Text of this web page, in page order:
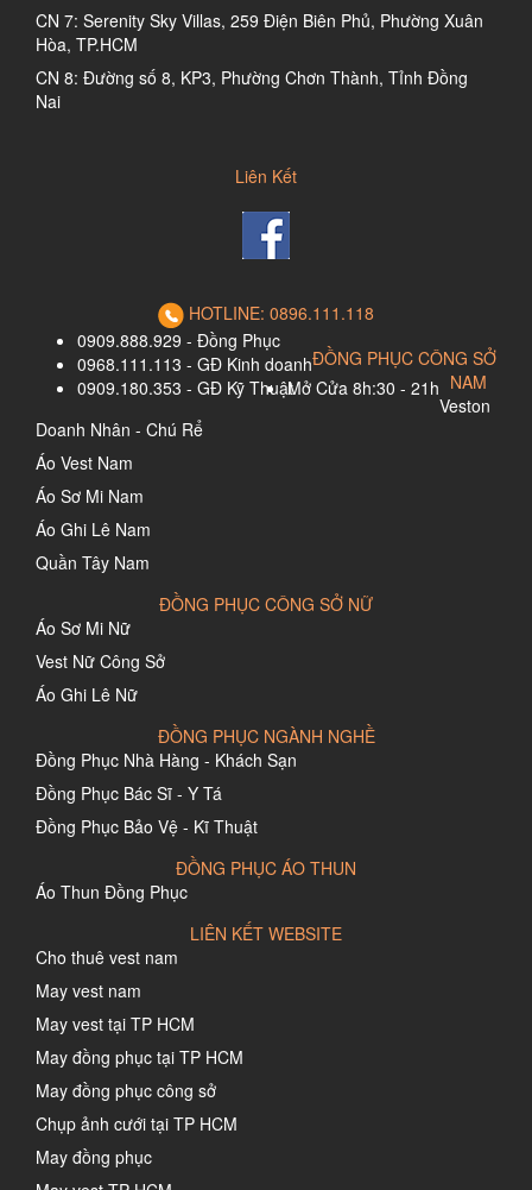
CN 7: Serenity Sky Villas, 259 Điện Biên Phủ, Phường Xuân
Hòa, TP.HCM
CN 8: Đường số 8, KP3, Phường Chơn Thành, Tỉnh Đồng
Nai
Liên Kết
HOTLINE: 0896.111.118
0909.888.929 - Đồng Phục
0968.111.113 - GĐ Kinh doanh
0909.180.353 - GĐ Kỹ ThuậtMở Cửa 8h:30 - 21h
ĐỒNG PHỤC CÔNG SỞ
NAM
Veston
Doanh Nhân - Chú Rể
Áo Vest Nam
Áo Sơ Mi Nam
Áo Ghi Lê Nam
Quần Tây Nam
ĐỒNG PHỤC CÔNG SỞ NỮ
Áo Sơ Mi Nữ
Vest Nữ Công Sở
Áo Ghi Lê Nữ
ĐỒNG PHỤC NGÀNH NGHỀ
Đồng Phục Nhà Hàng - Khách Sạn
Đồng Phục Bác Sĩ - Y Tá
Đồng Phục Bảo Vệ - Kĩ Thuật
ĐỒNG PHỤC ÁO THUN
Áo Thun Đồng Phục
LIÊN KẾT WEBSITE
Cho thuê vest nam
May vest nam
May vest tại TP HCM
May đồng phục tại TP HCM
May đồng phục công sở
Chụp ảnh cưới tại TP HCM
May đồng phục